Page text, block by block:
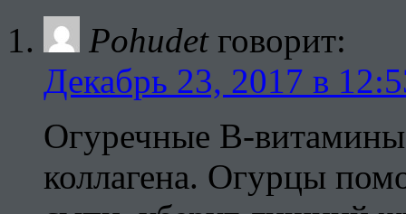
Pohudet говорит:
Декабрь 23, 2017 в
Огуречные В-
коллагена. Огурцы